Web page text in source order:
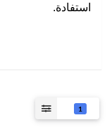
استفادة.
1